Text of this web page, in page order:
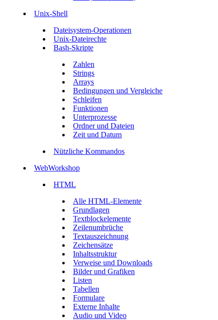
Unix-Shell
Dateisystem-Operationen
Unix-Dateirechte
Bash-Skripte
Zahlen
Strings
Arrays
Bedingungen und Vergleiche
Schleifen
Funktionen
Unterprozesse
Ordner und Dateien
Zeit und Datum
Nützliche Kommandos
WebWorkshop
HTML
Alle HTML-Elemente
Grundlagen
Textblockelemente
Zeilenumbrüche
Textauszeichnung
Zeichensätze
Inhaltsstruktur
Verweise und Downloads
Bilder und Grafiken
Listen
Tabellen
Formulare
Externe Inhalte
Audio und Video